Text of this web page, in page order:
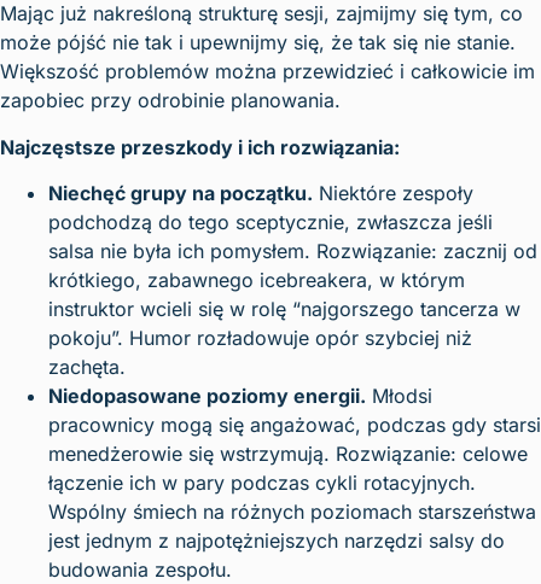
Mając już nakreśloną strukturę sesji, zajmijmy się tym, co
może pójść nie tak i upewnijmy się, że tak się nie stanie.
Większość problemów można przewidzieć i całkowicie im
zapobiec przy odrobinie planowania.
Najczęstsze przeszkody i ich rozwiązania:
Niechęć grupy na początku. Niektóre zespoły
podchodzą do tego sceptycznie, zwłaszcza jeśli
salsa nie była ich pomysłem. Rozwiązanie: zacznij od
krótkiego, zabawnego icebreakera, w którym
instruktor wcieli się w rolę “najgorszego tancerza w
pokoju”. Humor rozładowuje opór szybciej niż
zachęta.
Niedopasowane poziomy energii. Młodsi
pracownicy mogą się angażować, podczas gdy starsi
menedżerowie się wstrzymują. Rozwiązanie: celowe
łączenie ich w pary podczas cykli rotacyjnych.
Wspólny śmiech na różnych poziomach starszeństwa
jest jednym z najpotężniejszych narzędzi salsy do
budowania zespołu.